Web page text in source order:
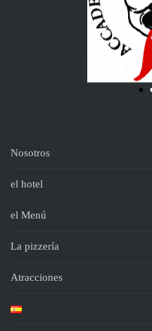
Nosotros
el hotel
el Menú
La pizzería
Atracciones